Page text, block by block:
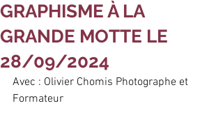
GRAPHISME À LA
GRANDE MOTTE LE
28/09/2024
Avec : Olivier Chomis Photographe et
Formateur